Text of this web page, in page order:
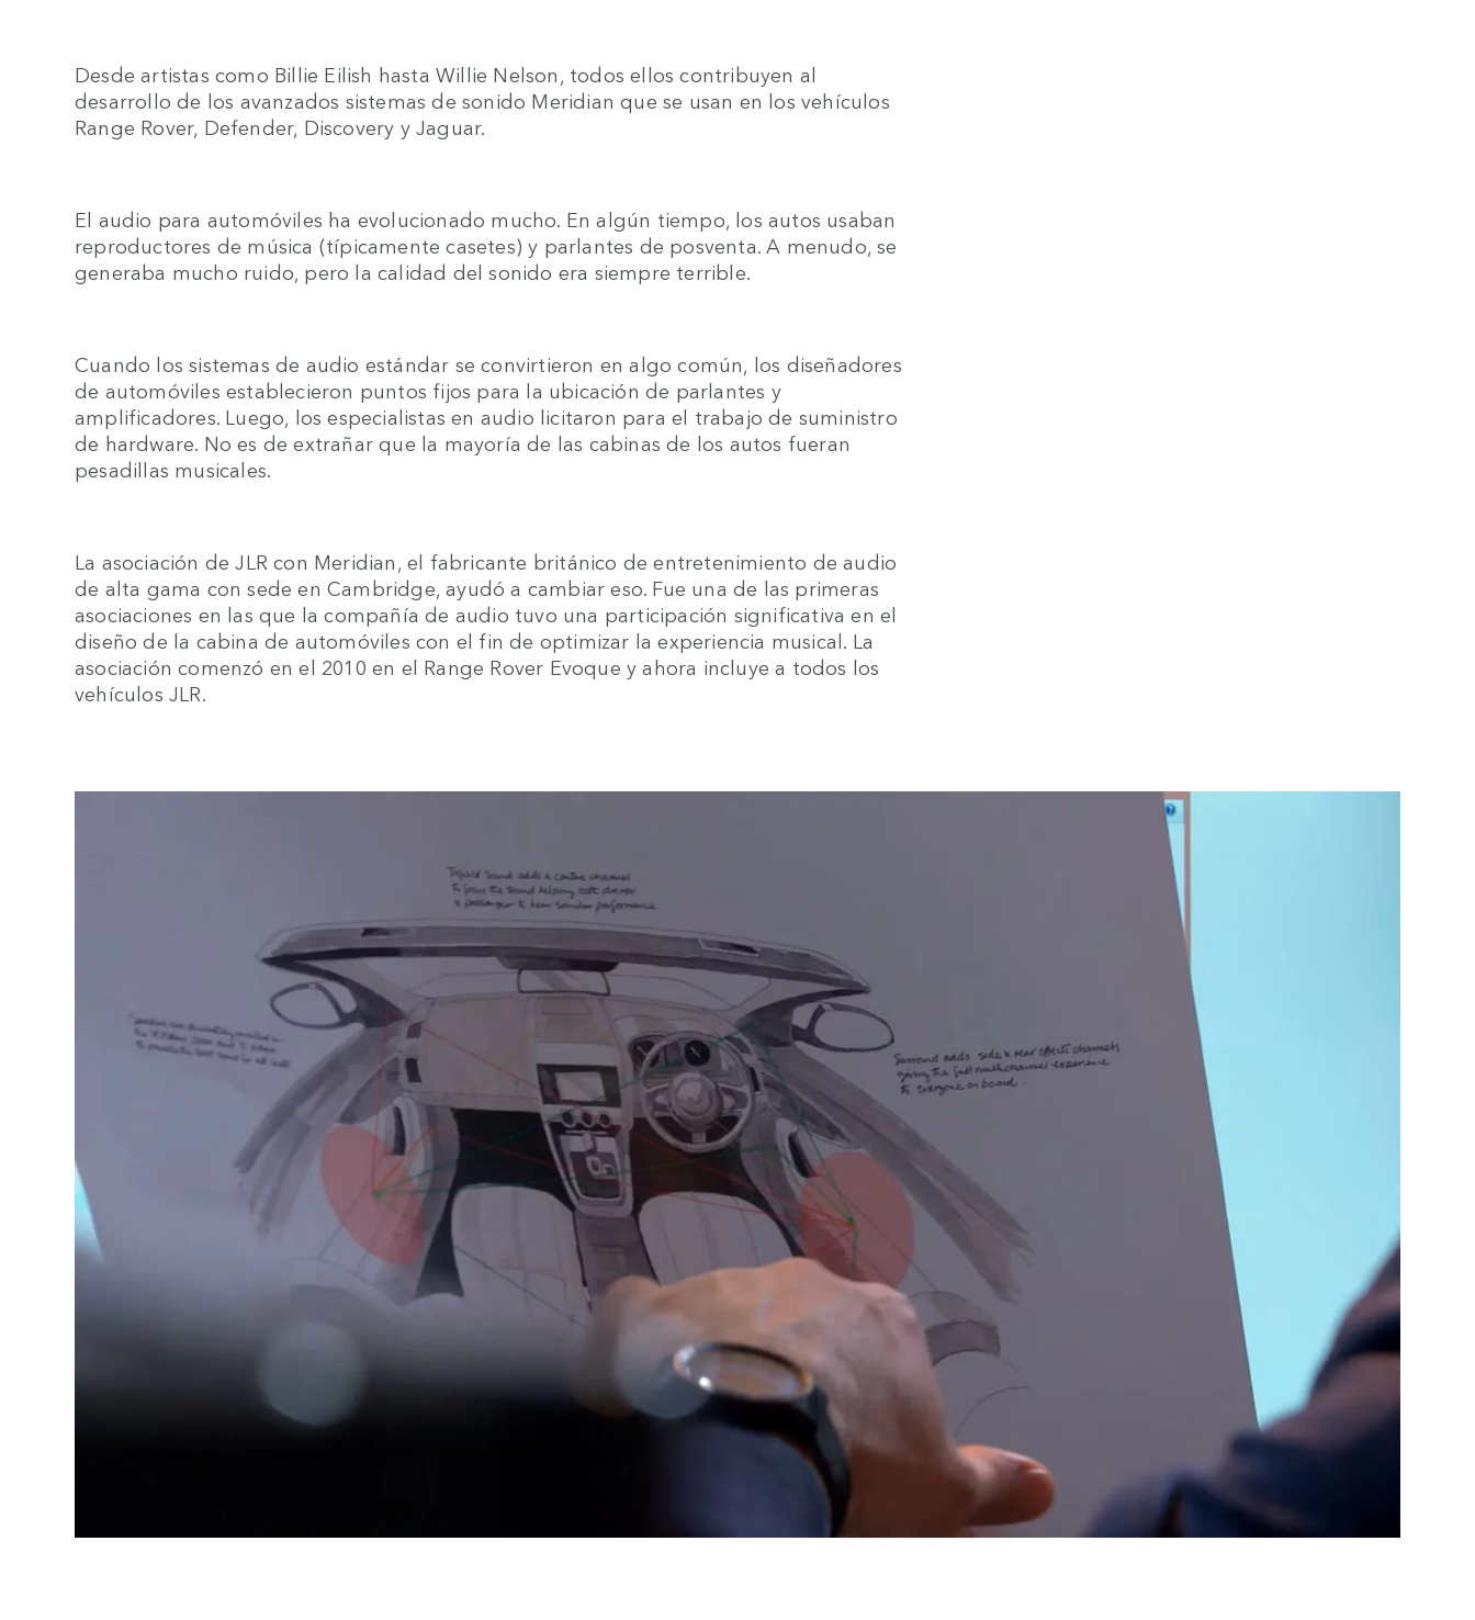
Desde artistas como Billie Eilish hasta Willie Nelson, todos ellos contribuyen al
desarrollo de los avanzados sistemas de sonido Meridian que se usan en los vehículos
Range Rover, Defender, Discovery y Jaguar.
El audio para automóviles ha evolucionado mucho. En algún tiempo, los autos usaban
reproductores de música (típicamente casetes) y parlantes de posventa. A menudo, se
generaba mucho ruido, pero la calidad del sonido era siempre terrible.
Cuando los sistemas de audio estándar se convirtieron en algo común, los diseñadores
de automóviles establecieron puntos fijos para la ubicación de parlantes y
amplificadores. Luego, los especialistas en audio licitaron para el trabajo de suministro
de hardware. No es de extrañar que la mayoría de las cabinas de los autos fueran
pesadillas musicales.
La asociación de JLR con Meridian, el fabricante británico de entretenimiento de audio
de alta gama con sede en Cambridge, ayudó a cambiar eso. Fue una de las primeras
asociaciones en las que la compañía de audio tuvo una participación significativa en el
diseño de la cabina de automóviles con el fin de optimizar la experiencia musical. La
asociación comenzó en el 2010 en el Range Rover Evoque y ahora incluye a todos los
vehículos JLR.